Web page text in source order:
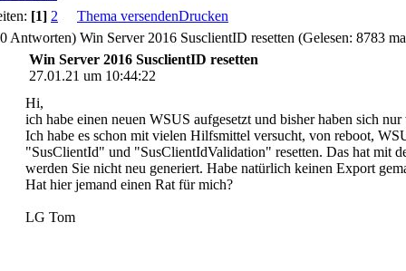
[1] 2 Thema versendenDrucken
Win Server 2016 SusclientID resetten (Gelesen: 8783
Win Server 2016 SusclientID resetten
27.01.21 um 10:44:22
Hi,
ich habe einen neuen WSUS aufgesetzt und bisher haben sich
Ich habe es schon mit vielen Hilfsmittel versucht, von reboot,
"SusClientId" und "SusClientIdValidation" resetten. Das hat mit
werden Sie nicht neu generiert. Habe natürlich keinen Export
Hat hier jemand einen Rat für mich?
LG Tom